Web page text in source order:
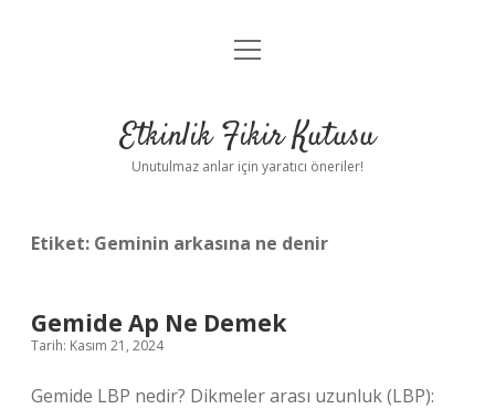
Anasayfa
Yasal Uyarı
menüyü
Etkinlik Fikir Kutusu
Unutulmaz anlar için yaratıcı öneriler!
Etiket: Geminin arkasına ne denir
Gemide Ap Ne Demek
Tarih: Kasım 21, 2024
Gemide LBP nedir? Dikmeler arası uzunluk (LBP):